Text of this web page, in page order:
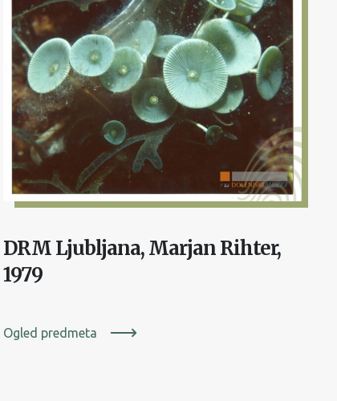
DRM Ljubljana, Marjan Rihter,
1979
Ogled predmeta